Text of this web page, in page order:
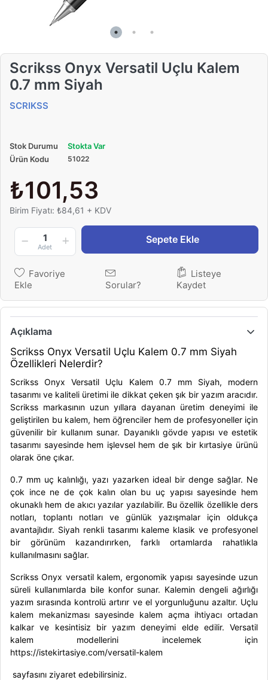
Scrikss Onyx Versatil Uçlu Kalem
0.7 mm Siyah
SCRIKSS
Stok Durumu
Stokta Var
Ürün Kodu
51022
₺101,53
Birim Fiyatı: ₺84,61 + KDV
1
Adet
Sepete Ekle
Favoriye
Ekle
Sorular?
Listeye
Kaydet
Açıklama
Scrikss Onyx Versatil Uçlu Kalem 0.7 mm Siyah
Özellikleri Nelerdir?
Scrikss Onyx Versatil Uçlu Kalem 0.7 mm Siyah, modern
tasarımı ve kaliteli üretimi ile dikkat çeken şık bir yazım aracıdır.
Scrikss markasının uzun yıllara dayanan üretim deneyimi ile
geliştirilen bu kalem, hem öğrenciler hem de profesyoneller için
güvenilir bir kullanım sunar. Dayanıklı gövde yapısı ve estetik
tasarımı sayesinde hem işlevsel hem de şık bir kırtasiye ürünü
olarak öne çıkar.
0.7 mm uç kalınlığı, yazı yazarken ideal bir denge sağlar. Ne
çok ince ne de çok kalın olan bu uç yapısı sayesinde hem
okunaklı hem de akıcı yazılar yazılabilir. Bu özellik özellikle ders
notları, toplantı notları ve günlük yazışmalar için oldukça
avantajlıdır. Siyah renkli tasarımı kaleme klasik ve profesyonel
bir görünüm kazandırırken, farklı ortamlarda rahatlıkla
kullanılmasını sağlar.
Scrikss Onyx versatil kalem, ergonomik yapısı sayesinde uzun
süreli kullanımlarda bile konfor sunar. Kalemin dengeli ağırlığı
yazım sırasında kontrolü artırır ve el yorgunluğunu azaltır. Uçlu
kalem mekanizması sayesinde kalem açma ihtiyacı ortadan
kalkar ve kesintisiz bir yazım deneyimi elde edilir. Versatil
kalem modellerini incelemek için
https://istekirtasiye.com/versatil-kalem
sayfasını ziyaret edebilirsiniz.